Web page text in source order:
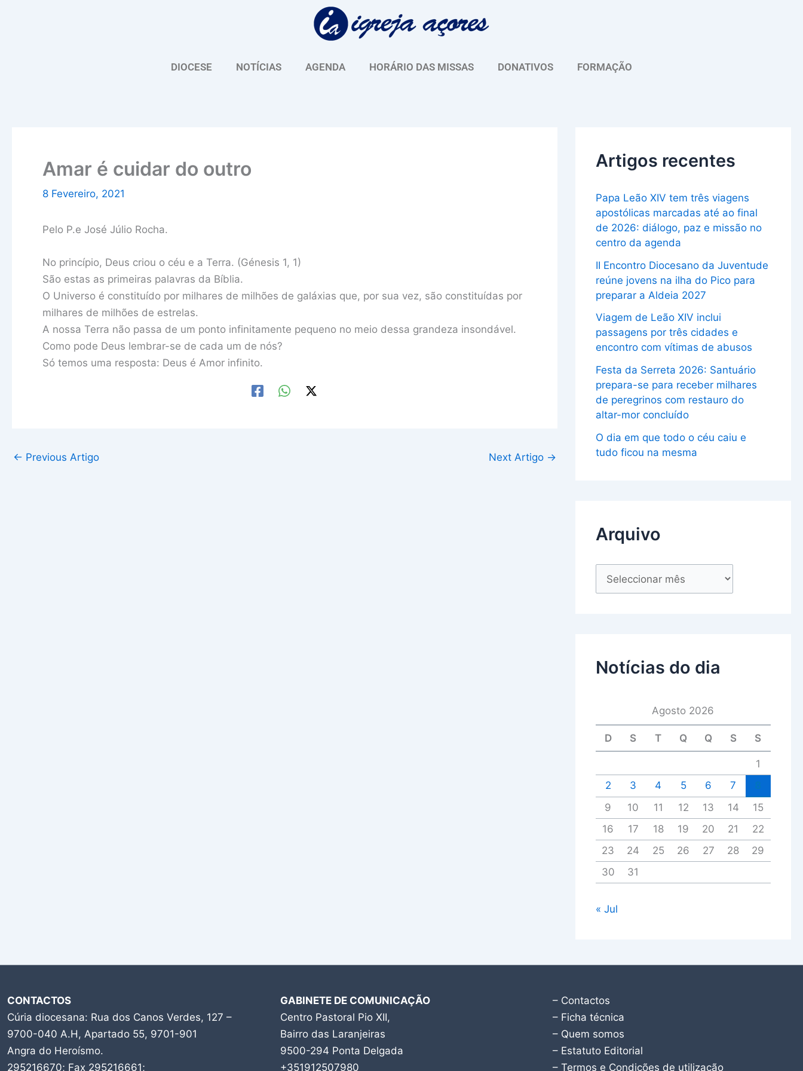
DIOCESE NOTÍCIAS AGENDA HORÁRIO DAS MISSAS DONATIVOS FORMAÇÃO
Amar é cuidar do outro
8 Fevereiro, 2021
Pelo P.e José Júlio Rocha.
No princípio, Deus criou o céu e a Terra. (Génesis 1, 1)
São estas as primeiras palavras da Bíblia.
O Universo é constituído por milhares de milhões de galáxias que, por sua vez, são constituídas por
milhares de milhões de estrelas.
A nossa Terra não passa de um ponto infinitamente pequeno no meio dessa grandeza insondável.
Como pode Deus lembrar-se de cada um de nós?
Só temos uma resposta: Deus é Amor infinito.
← Previous Artigo Next Artigo →
Artigos recentes
Papa Leão XIV tem três viagens
apostólicas marcadas até ao final
de 2026: diálogo, paz e missão no
centro da agenda
II Encontro Diocesano da Juventude
reúne jovens na ilha do Pico para
preparar a Aldeia 2027
Viagem de Leão XIV inclui
passagens por três cidades e
encontro com vítimas de abusos
Festa da Serreta 2026: Santuário
prepara-se para receber milhares
de peregrinos com restauro do
altar-mor concluído
O dia em que todo o céu caiu e
tudo ficou na mesma
Arquivo
u
Notícias do dia
Agosto 2026
D S T Q Q S S
1
2
3 4 5 6 7
9
10 11 12 13 14
15
16
17 18 19 20 21
22
23
24 25 26 27 28
29
30
31
« Jul
CONTACTOS
Cúria diocesana: Rua dos Canos Verdes, 127 –
9700-040 A.H, Apartado 55, 9701-901
Angra do Heroísmo.
295216670; Fax 295216661;
GABINETE DE COMUNICAÇÃO
Centro Pastoral Pio XII,
Bairro das Laranjeiras
9500-294 Ponta Delgada
+351912507980
– Contactos
– Ficha técnica
– Quem somos
– Estatuto Editorial
– Termos e Condições de utilização